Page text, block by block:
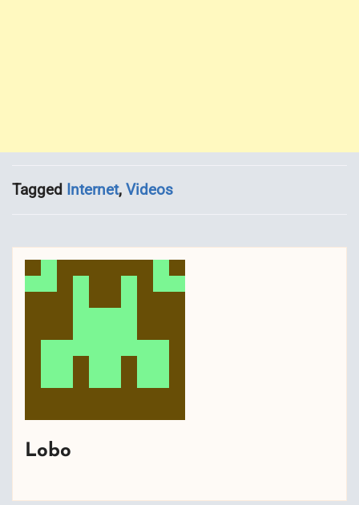
Tagged Internet, Videos
Lobo